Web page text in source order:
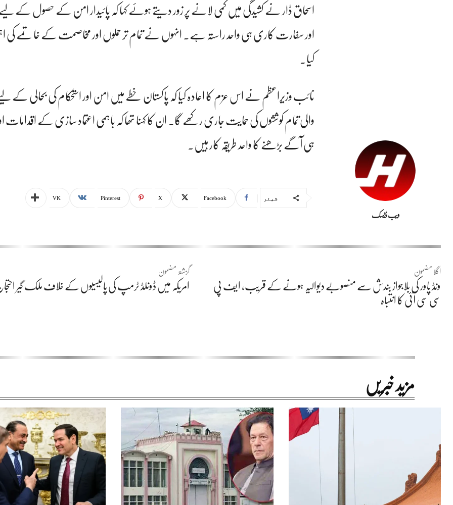
اسحاق ڈار نے کشیدگی میں کمی لانے پر زور دیتے ہوئے کہا کہ پائیدار امن کے حصول کے
اور سفارت کاری ہی واحد راستہ ہے۔ انہوں نے تمام تر حملوں اور مخاصمت کے خاتمے کی
کیا۔
نائب وزیراعظم نے اس عزم کا اعادہ کیا کہ پاکستان خطے میں امن اور استحکام کی بحالی
والی تمام کوششوں کی حمایت جاری رکھے گا۔ ان کا کہنا تھا کہ باہمی اعتماد سازی کے اقدامات
ہی آگے بڑھنے کا واحد طریقہ کار ہیں۔
شیئر Facebook
X
Pinterest
VK
ویب ڈیسک
گزشتہ مضمون
امریکہ میں ڈونلڈ ٹرمپ کی پالیسیوں کے خلاف ملک گیر
اگلا مضمون
ونڈ پاور کی بلاجواز بندش سے منصوبے دیوالیہ ہونے کے قریب، ایف پی
سی سی آئی کا انتباہ
مزید خبریں